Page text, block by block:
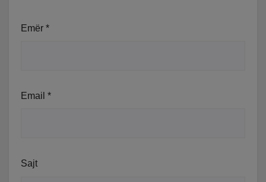
Emër *
Email *
Sajt